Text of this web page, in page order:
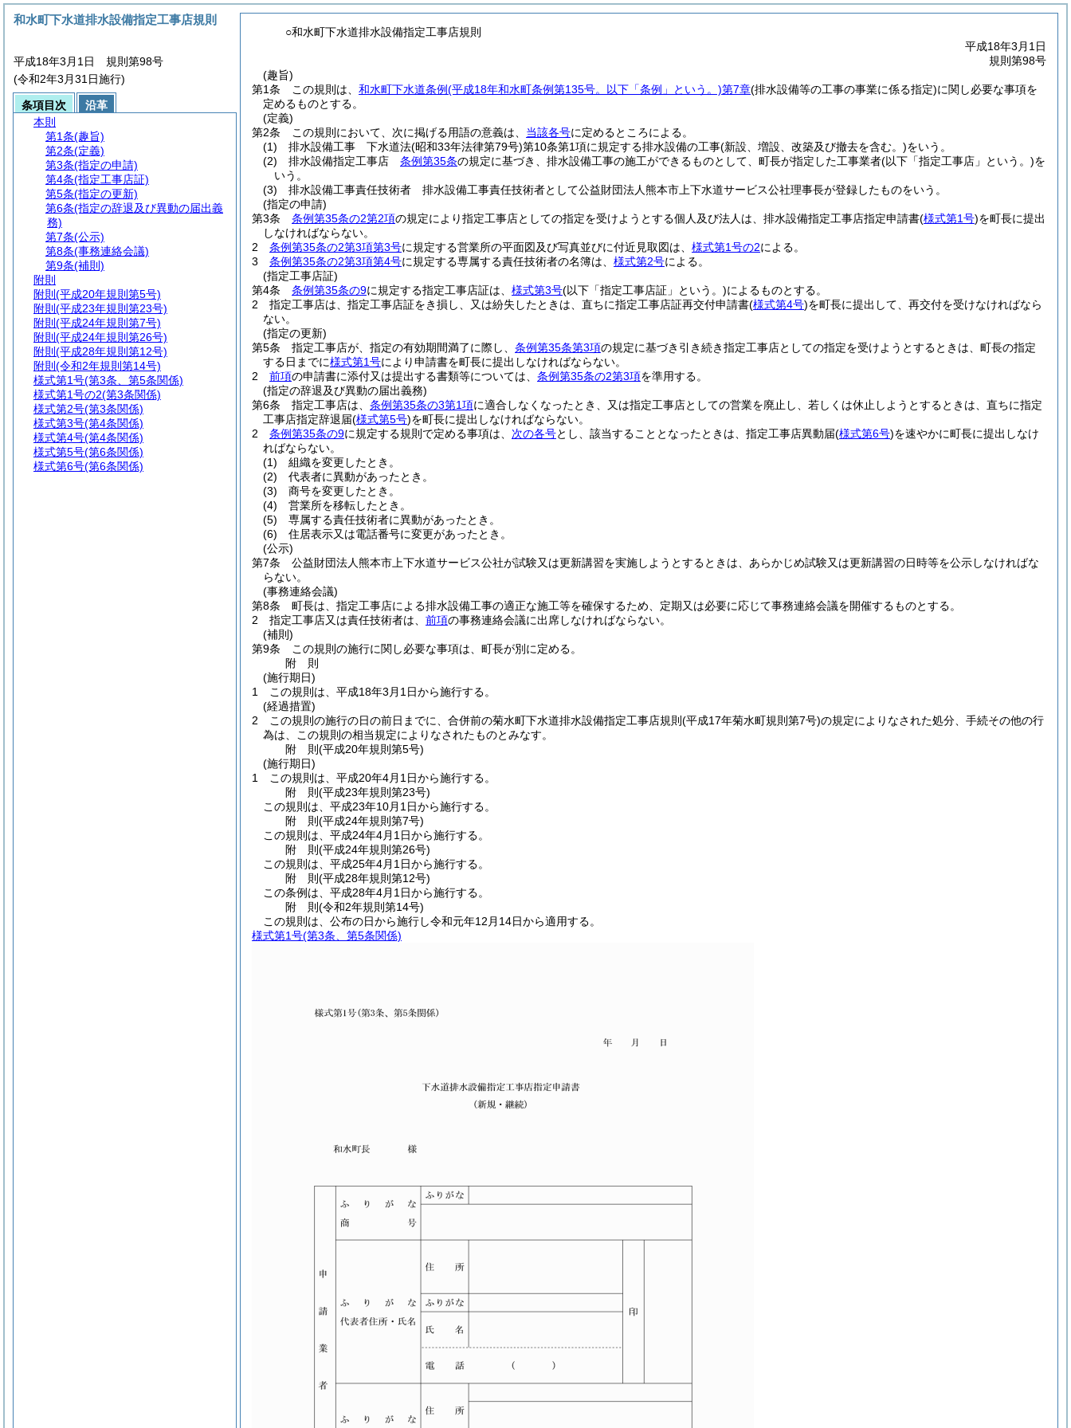
○和水町下水道排水設備指定工事店規則
平成18年3月1日
規則第98号
(趣旨)
第1条
この規則は、 和水町下水道条例(平成18年和水町条例第135号。以下「条例」という。)第7章(排水設備等の工事の事業に係る指定)に関し必要な事項を
定めるものとする。
(定義)
第2条
この規則において、次に掲げる用語の意義は、 当該各号に定めるところによる。
(1)
排水設備工事 下水道法(昭和33年法律第79号)第10条第1項に規定する排水設備の工事(新設、増設、改築及び撤去を含む。)をいう。
(2)
排水設備指定工事店 条例第35条の規定に基づき、排水設備工事の施工ができるものとして、町長が指定した工事業者(以下「指定工事店」という。)を
いう。
(3)
排水設備工事責任技術者 排水設備工事責任技術者として公益財団法人熊本市上下水道サービス公社理事長が登録したものをいう。
(指定の申請)
第3条
条例第35条の2第2項の規定により指定工事店としての指定を受けようとする個人及び法人は、排水設備指定工事店指定申請書(様式第1号)を町長に提出
しなければならない。
2
条例第35条の2第3項第3号に規定する営業所の平面図及び写真並びに付近見取図は、 様式第1号の2による。
3
条例第35条の2第3項第4号に規定する専属する責任技術者の名簿は、 様式第2号による。
(指定工事店証)
第4条
条例第35条の9に規定する指定工事店証は、 様式第3号(以下「指定工事店証」という。)によるものとする。
2
指定工事店は、指定工事店証をき損し、又は紛失したときは、直ちに指定工事店証再交付申請書(様式第4号)を町長に提出して、再交付を受けなければなら
ない。
(指定の更新)
第5条
指定工事店が、指定の有効期間満了に際し、 条例第35条第3項の規定に基づき引き続き指定工事店としての指定を受けようとするときは、町長の指定
する日までに様式第1号により申請書を町長に提出しなければならない。
2
前項の申請書に添付又は提出する書類等については、 条例第35条の2第3項を準用する。
(指定の辞退及び異動の届出義務)
第6条
指定工事店は、 条例第35条の3第1項に適合しなくなったとき、又は指定工事店としての営業を廃止し、若しくは休止しようとするときは、直ちに指定
工事店指定辞退届(様式第5号)を町長に提出しなければならない。
2
条例第35条の9に規定する規則で定める事項は、 次の各号とし、該当することとなったときは、指定工事店異動届(様式第6号)を速やかに町長に提出しなけ
ればならない。
(1)
組織を変更したとき。
(2)
代表者に異動があったとき。
(3)
商号を変更したとき。
(4)
営業所を移転したとき。
(5)
専属する責任技術者に異動があったとき。
(6)
住居表示又は電話番号に変更があったとき。
(公示)
第7条
公益財団法人熊本市上下水道サービス公社が試験又は更新講習を実施しようとするときは、あらかじめ試験又は更新講習の日時等を公示しなければな
らない。
(事務連絡会議)
第8条
町長は、指定工事店による排水設備工事の適正な施工等を確保するため、定期又は必要に応じて事務連絡会議を開催するものとする。
2
指定工事店又は責任技術者は、 前項の事務連絡会議に出席しなければならない。
(補則)
第9条
この規則の施行に関し必要な事項は、町長が別に定める。
附 則
(施行期日)
1
この規則は、平成18年3月1日から施行する。
(経過措置)
2
この規則の施行の日の前日までに、合併前の菊水町下水道排水設備指定工事店規則 (平成17年菊水町規則第7号)の規定によりなされた処分、手続その他の行
為は、この規則の相当規定によりなされたものとみなす。
附 則(平成20年規則第5号)
(施行期日)
1
この規則は、平成20年4月1日から施行する。
附 則(平成23年規則第23号)
この規則は、平成23年10月1日から施行する。
附 則(平成24年規則第7号)
この規則は、平成24年4月1日から施行する。
附 則(平成24年規則第26号)
この規則は、平成25年4月1日から施行する。
附 則(平成28年規則第12号)
この条例は、平成28年4月1日から施行する。
附 則(令和2年規則第14号)
この規則は、公布の日から施行し令和元年12月14日から適用する。
様式第1号(第3条、第5条関係)
和水町下水道排水設備指定工事店規則
平成18年3月1日 規則第98号
(令和2年3月31日施行)
条項目次
沿革
本則
第1条(趣旨)
第2条(定義)
第3条(指定の申請)
第4条(指定工事店証)
第5条(指定の更新)
第6条(指定の辞退及び異動の届出義
務)
第7条(公示)
第8条(事務連絡会議)
第9条(補則)
附則
附則 (平成20年規則第5号)
附則 (平成23年規則第23号)
附則 (平成24年規則第7号)
附則 (平成24年規則第26号)
附則 (平成28年規則第12号)
附則 (令和2年規則第14号)
様式第1号(第3条、第5条関係)
様式第1号の2(第3条関係)
様式第2号(第3条関係)
様式第3号(第4条関係)
様式第4号(第4条関係)
様式第5号(第6条関係)
様式第6号(第6条関係)